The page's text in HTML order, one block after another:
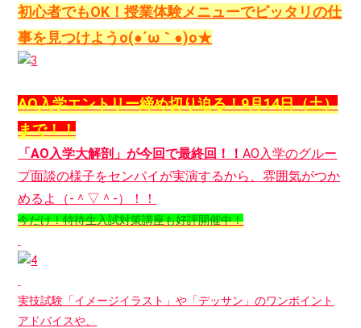
初心者でもOK！授業体験メニューでピッタリの仕
事を見つけようo(●´ω｀●)o★
AO入学エントリー締め切り迫る！9月14日（土）
まで！！
「AO入学大解剖」が今回で最終回！！AO入学のグルー
プ面談の様子をセンパイが実演するから、雰囲気がつか
めるよ（‐＾▽＾‐）！！
今だけ！特待生入試対策講座も好評開催中！
実技試験「イメージイラスト」や「デッサン」のワンポイント
アドバイスや、